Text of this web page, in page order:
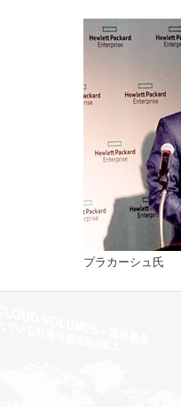
プラカーシュ氏